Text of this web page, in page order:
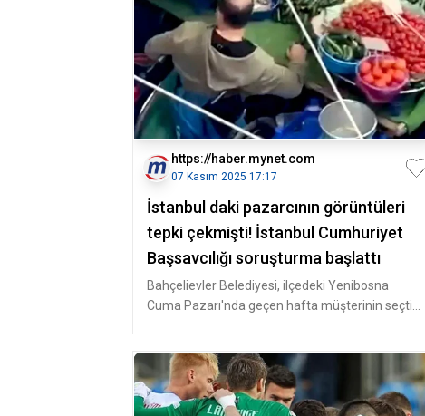
https://haber.mynet.com
07 Kasım 2025 17:17
İstanbul daki pazarcının görüntüleri
tepki çekmişti! İstanbul Cumhuriyet
Başsavcılığı soruşturma başlattı
Bahçelievler Belediyesi, ilçedeki Yenibosna
Cuma Pazarı'nda geçen hafta müşterinin seçtiği